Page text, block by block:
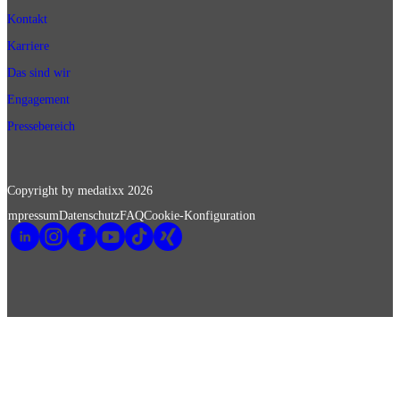
Kontakt
Karriere
Das sind wir
Engagement
Pressebereich
Copyright by medatixx 2026
ImpressumDatenschutzFAQCookie-Konfiguration